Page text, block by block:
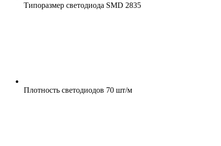
Типоразмер светодиода SMD 2835
Плотность светодиодов 70 шт/м